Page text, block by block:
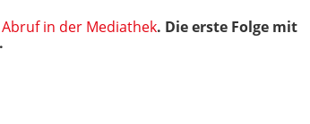
in der Mediathek. Die erste Folge mit